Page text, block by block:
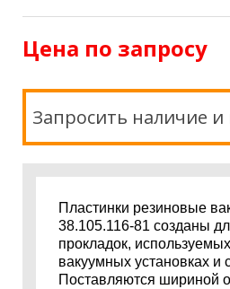
Цена по запросу
Запросить наличие и
Пластинки резиновые
38.105.116-81 созданы
прокладок,
вакуумных установках и
Поставляются шириной